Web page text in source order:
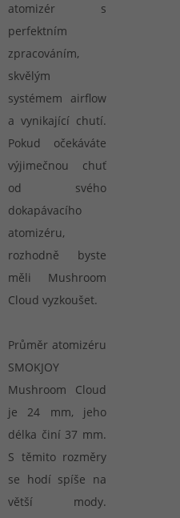
atomizér s
perfektním
zpracováním,
skvělým
systémem airflow
a vynikající chutí.
Pokud očekáváte
výjimečnou chuť
od svého
dokapávacího
atomizéru,
rozhodně byste
měli Mushroom
Cloud vyzkoušet.
Průměr atomizéru
SMOKJOY
Mushroom Cloud
je 24 mm, jeho
délka činí 37 mm.
S těmito rozměry
se hodí spíše na
větší mody.